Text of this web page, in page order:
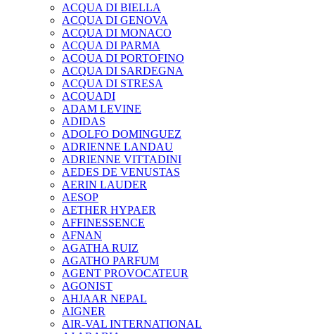
ACQUA DI BIELLA
ACQUA DI GENOVA
ACQUA DI MONACO
ACQUA DI PARMA
ACQUA DI PORTOFINO
ACQUA DI SARDEGNA
ACQUA DI STRESA
ACQUADI
ADAM LEVINE
ADIDAS
ADOLFO DOMINGUEZ
ADRIENNE LANDAU
ADRIENNE VITTADINI
AEDES DE VENUSTAS
AERIN LAUDER
AESOP
AETHER HYPAER
AFFINESSENCE
AFNAN
AGATHA RUIZ
AGATHO PARFUM
AGENT PROVOCATEUR
AGONIST
AHJAAR NEPAL
AIGNER
AIR-VAL INTERNATIONAL